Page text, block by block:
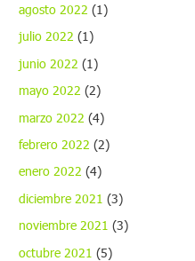
agosto 2022 (1)
julio 2022 (1)
junio 2022 (1)
mayo 2022 (2)
marzo 2022 (4)
febrero 2022 (2)
enero 2022 (4)
diciembre 2021 (3)
noviembre 2021 (3)
octubre 2021 (5)